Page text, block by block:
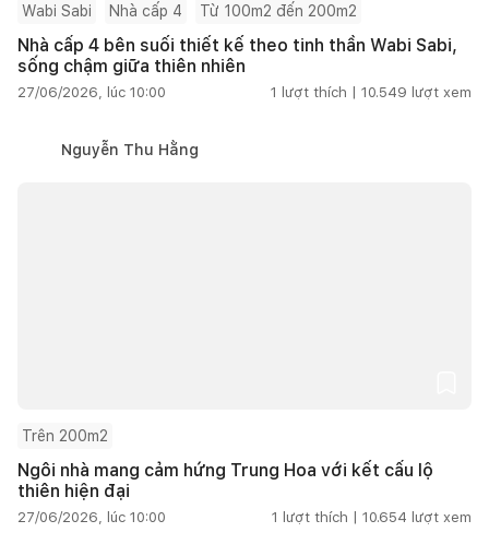
Wabi Sabi Nhà cấp 4 Từ 100m2 đến 200m2
Nhà cấp 4 bên suối thiết kế theo tinh thần Wabi Sabi,
sống chậm giữa thiên nhiên
27/06/2026, lúc 10:00 1 lượt thích | 10.549 lượt xem
Nguyễn Thu Hằng
Trên 200m2
Ngôi nhà mang cảm hứng Trung Hoa với kết cấu lộ
thiên hiện đại
27/06/2026, lúc 10:00 1 lượt thích | 10.654 lượt xem